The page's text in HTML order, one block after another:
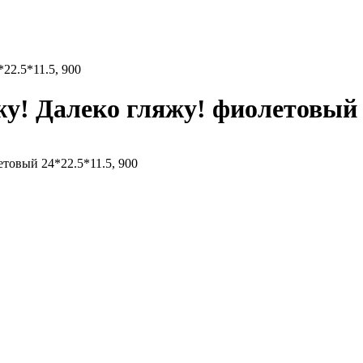
900
Далеко гляжу! фиолетовый